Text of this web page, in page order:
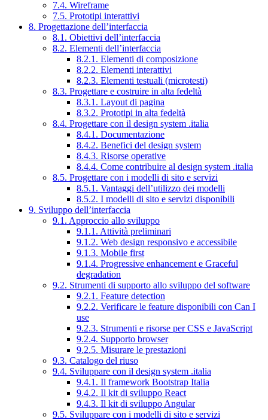
7.4. Wireframe
7.5. Prototipi interattivi
8. Progettazione dell’interfaccia
8.1. Obiettivi dell’interfaccia
8.2. Elementi dell’interfaccia
8.2.1. Elementi di composizione
8.2.2. Elementi interattivi
8.2.3. Elementi testuali (microtesti)
8.3. Progettare e costruire in alta fedeltà
8.3.1. Layout di pagina
8.3.2. Prototipi in alta fedeltà
8.4. Progettare con il design system .italia
8.4.1. Documentazione
8.4.2. Benefici del design system
8.4.3. Risorse operative
8.4.4. Come contribuire al design system .italia
8.5. Progettare con i modelli di sito e servizi
8.5.1. Vantaggi dell’utilizzo dei modelli
8.5.2. I modelli di sito e servizi disponibili
9. Sviluppo dell’interfaccia
9.1. Approccio allo sviluppo
9.1.1. Attività preliminari
9.1.2. Web design responsivo e accessibile
9.1.3. Mobile first
9.1.4. Progressive enhancement e Graceful
degradation
9.2. Strumenti di supporto allo sviluppo del software
9.2.1. Feature detection
9.2.2. Verificare le feature disponibili con Can I
use
9.2.3. Strumenti e risorse per CSS e JavaScript
9.2.4. Supporto browser
9.2.5. Misurare le prestazioni
9.3. Catalogo del riuso
9.4. Sviluppare con il design system .italia
9.4.1. Il framework Bootstrap Italia
9.4.2. Il kit di sviluppo React
9.4.3. Il kit di sviluppo Angular
9.5. Sviluppare con i modelli di sito e servizi